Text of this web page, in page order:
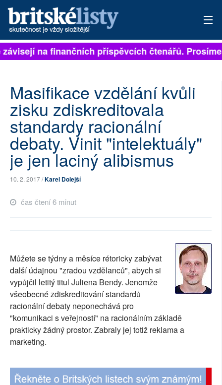
PŘIHLÁSIT
ARCHIV
ROZHOVORY
TÉMATA
NEJČTENĚJŠÍ ZA 7 DNÍ
RUBRIKY
PLNÁ VERZE STRÁNEK
na finančních příspěvcích čtenářů.
Masifikace vzdělání kvůli
zisku zdiskreditovala
standardy racionální
debaty. Vinit "intelektuály"
je jen laciný alibismus
10. 2. 2017 /Karel Dolejší
čas čtení 6 minut
Můžete se týdny a měsíce rétoricky zabývat
další údajnou "zradou vzdělanců", abych si
vypůjčil letitý titul Juliena Bendy. Jenomže
všeobecné zdiskreditování standardů
racionální debaty neponechává pro
"komunikaci s veřejností" na racionálním základě
prakticky žádný prostor. Zabraly jej totiž reklama a
marketing.